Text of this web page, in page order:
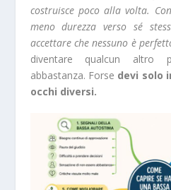
costruisce poco alla volta.
meno durezza verso sé
accettare che nessuno è
diventare qualcun altro
abbastanza. Forse devi solo
occhi diversi.